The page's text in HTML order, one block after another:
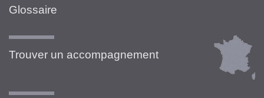
Glossaire
Trouver un accompagnement